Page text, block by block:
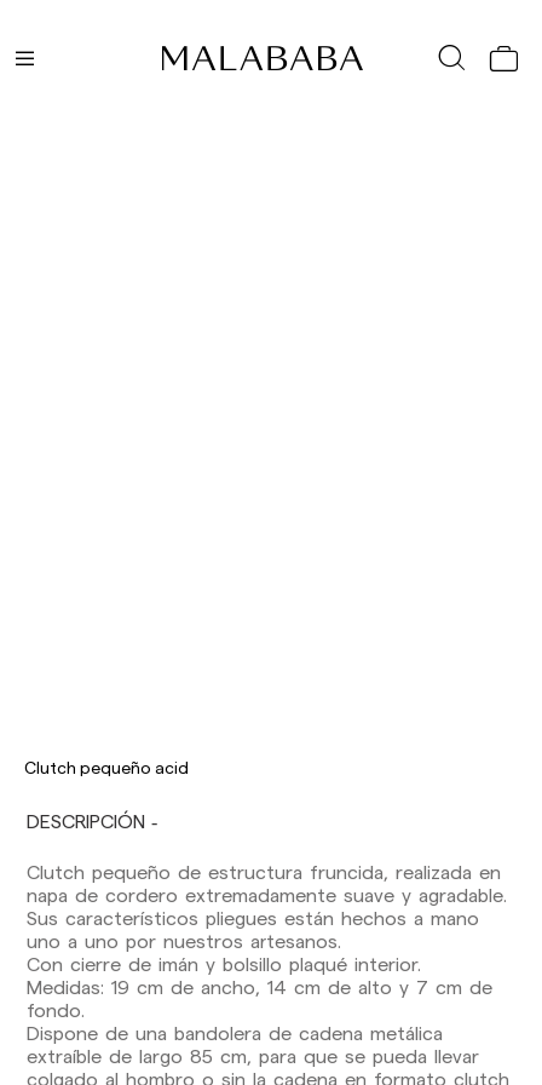
Clutch pequeño acid
DESCRIPCIÓN
Clutch pequeño de estructura fruncida, realizada en
napa de cordero extremadamente suave y agradable.
Sus característicos pliegues están hechos a mano
uno a uno por nuestros artesanos.
Con cierre de imán y bolsillo plaqué interior.
Medidas: 19 cm de ancho, 14 cm de alto y 7 cm de
fondo.
Dispone de una bandolera de cadena metálica
extraíble de largo 85 cm, para que se pueda llevar
colgado al hombro o sin la cadena en formato clutch
Baleares: 2-5 días laborables. Excepto pre-
Canarias, Ceuta y Melilla: 7-10 días laborables.
Envíos a Europa: 3-5 días laborables. Excepto
pre-orders.
Envíos a USA: 5-7 días laborables
Envíos fuera de la Comunidad Europea: 10-13
días laborables. Excepto pre-orders.
ten en cuenta que, si estás fuera de la Unión
Europea, deberás estar al tanto y hacerte